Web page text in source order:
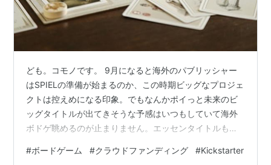
ども。コモノです。 9月になると海外のパブリッシャー
はSPIELの準備が始まるのか、この時期ビッグなプロジェ
クトは控えめになる印象。でもなんかポイっと未来のビ
ッグタイトルが出てきそうな予感はいつもしていて海外
ボドゲ眺めるのが止まりません。エッセンタイトルもま
てくれないかという期待と共につらつらKickのサイトを
#ボードゲーム #クラウドファンディング #Kickstarter